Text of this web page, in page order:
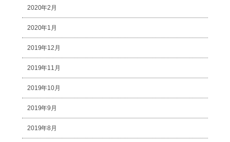
2020年2月
2020年1月
2019年12月
2019年11月
2019年10月
2019年9月
2019年8月